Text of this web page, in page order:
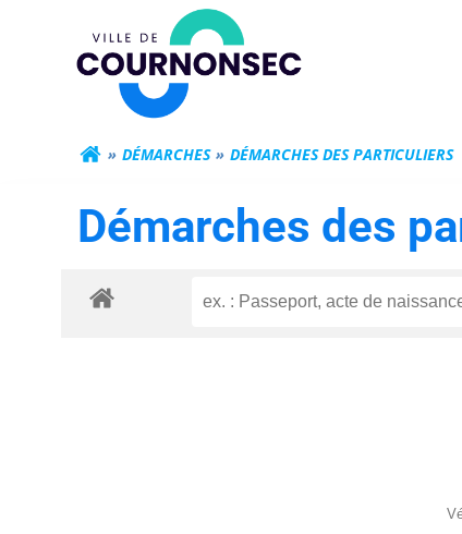
Mairie de
DÉMARCHES DÉMARCHES DES PARTICULIERS
Démarches des